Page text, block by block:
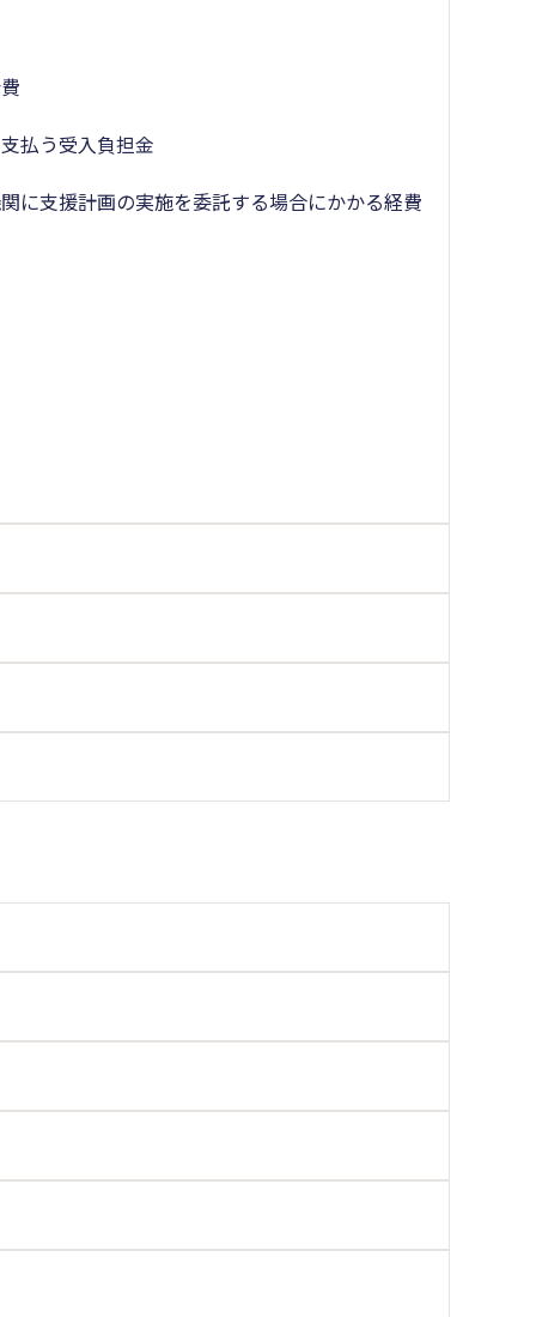
払う受入負担金
に支援計画の実施を委託する場合にかかる経費